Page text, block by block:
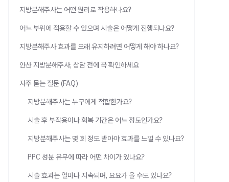
지방분해주사는 어떤 원리로 작용하나요?
어느 부위에 적용할 수 있으며 시술은 어떻게 진행되나요?
지방분해주사 효과를 오래 유지하려면 어떻게 해야 하나요?
안산 지방분해주사, 상담 전에 꼭 확인하세요
자주 묻는 질문 (FAQ)
지방분해주사는 누구에게 적합한가요?
시술 후 부작용이나 회복 기간은 어느 정도인가요?
지방분해주사는 몇 회 정도 받아야 효과를 느낄 수 있나요?
PPC 성분 유무에 따라 어떤 차이가 있나요?
시술 효과는 얼마나 지속되며, 요요가 올 수도 있나요?